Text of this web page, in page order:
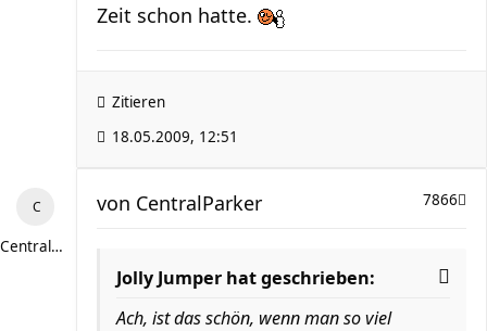
Zeit schon hatte.
Zitieren
18.05.2009, 12:51
CentralParker
7866
von CentralParker
Jolly Jumper hat geschrieben:
Ach, ist das schön, wenn man so viel